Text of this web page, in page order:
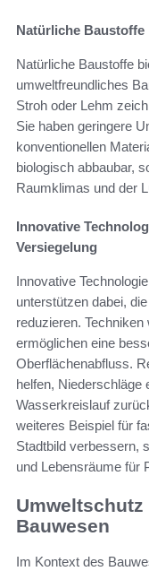
Natürliche Baustoffe
Natürliche Baustoffe
umweltfreundliches
Stroh oder Lehm
Sie haben geringere
konventionellen
biologisch abbaubar,
Raumklimas und der
Innovative
Versiegelung
Innovative
unterstützen dabei,
reduzieren.
ermöglichen eine
Oberflächenabfluss.
helfen, Niederschläge
Wasserkreislauf
weiteres Beispiel für
Stadtbild verbessern,
und Lebensräume für
Bauwesen
Im Kontext des